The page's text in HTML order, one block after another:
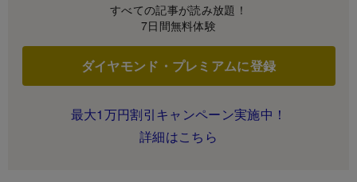
すべての記事が読み放題！
7日間無料体験
ダイヤモンド・プレミアムに登録
最大1万円割引キャンペーン実施中！
詳細はこちら